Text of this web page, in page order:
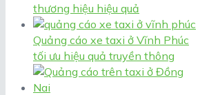
thương hiệu hiệu quả
Quảng cáo xe taxi ở Vĩnh Phúc
tối ưu hiệu quả truyền thông